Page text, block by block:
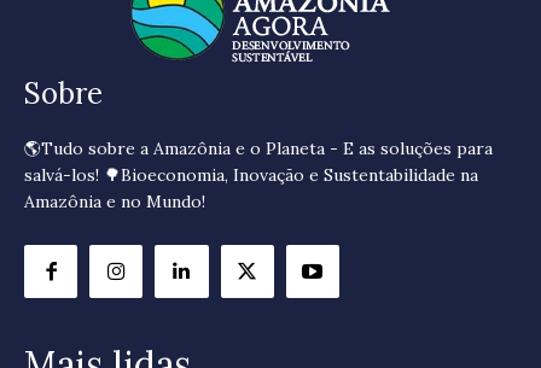
Sobre
🌎Tudo sobre a Amazônia e o Planeta - E as soluções para
salvá-los! 🌳Bioeconomia, Inovação e Sustentabilidade na
Amazônia e no Mundo!